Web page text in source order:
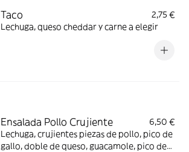
Taco
2,75 €
Lechuga, queso cheddar y carne a elegir
Ensalada Pollo Crujiente
6,50 €
Lechuga, crujientes piezas de pollo, pico de
gallo, doble de queso, guacamole, pico de